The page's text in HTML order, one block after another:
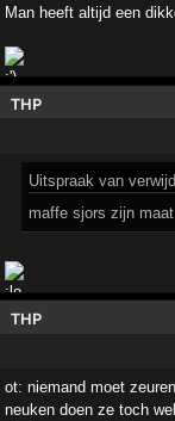
Man heeft altijd een
THP
Uitspraak van
maffe sjors zijn maat
THP
ot: niemand moet zeuren
neuken doen ze toch